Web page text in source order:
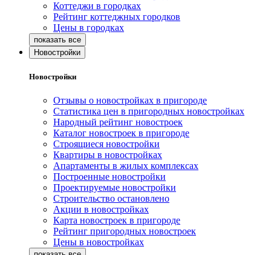
Коттеджи в городках
Рейтинг коттеджных городков
Цены в городках
Новостройки
Новостройки
Отзывы о новостройках в пригороде
Статистика цен в пригородных новостройках
Народный рейтинг новостроек
Каталог новостроек в пригороде
Строящиеся новостройки
Квартиры в новостройках
Апартаменты в жилых комплексах
Построенные новостройки
Проектируемые новостройки
Строительство остановлено
Акции в новостройках
Карта новостроек в пригороде
Рейтинг пригородных новостроек
Цены в новостройках